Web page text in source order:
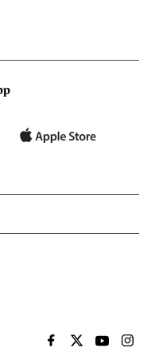
EL PAÍS BRASIL EN
EL PAÍSEL PAÍS
EL